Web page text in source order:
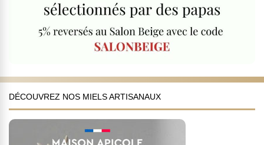
DÉCOUVREZ NOS MIELS ARTISANAUX